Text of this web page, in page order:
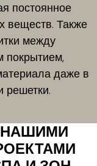
постоянное
веществ. Также
между
покрытием,
даже в
решетки.
НАШИМИ